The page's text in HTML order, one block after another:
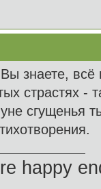
знаете, всё
страстях -
сгущенья
happy